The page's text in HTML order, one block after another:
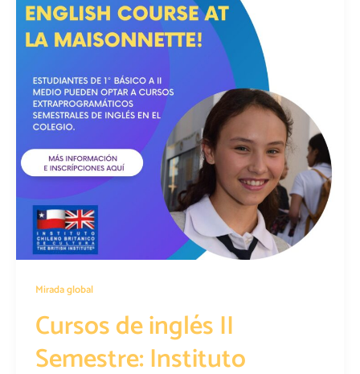
Mirada global
Cursos de inglés II
Semestre: Instituto